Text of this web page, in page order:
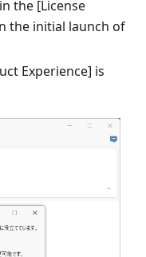
the [License
the initial launch of
Experience] is